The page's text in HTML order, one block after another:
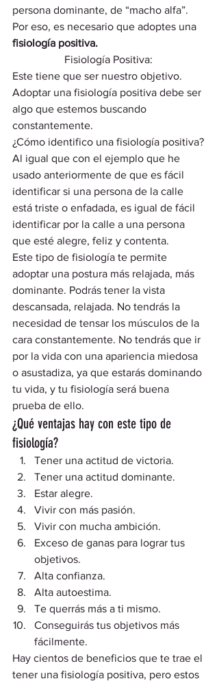
persona dominante, de “macho alfa”.
Por eso, es necesario que adoptes una
fisiología positiva.
Fisiología Positiva:
Este tiene que ser nuestro objetivo.
Adoptar una fisiología positiva debe ser
algo que estemos buscando
constantemente.
¿Cómo identifico una fisiología positiva?
Al igual que con el ejemplo que he
usado anteriormente de que es fácil
identificar si una persona de la calle
está triste o enfadada, es igual de fácil
identificar por la calle a una persona
que esté alegre, feliz y contenta.
Este tipo de fisiología te permite
adoptar una postura más relajada, más
dominante. Podrás tener la vista
descansada, relajada. No tendrás la
necesidad de tensar los músculos de la
cara constantemente. No tendrás que ir
por la vida con una apariencia miedosa
o asustadiza, ya que estarás dominando
tu vida, y tu fisiología será buena
prueba de ello.
¿Qué ventajas hay con este tipo de
fisiología?
Tener una actitud de victoria.
Tener una actitud dominante.
Estar alegre.
Vivir con más pasión.
Vivir con mucha ambición.
Exceso de ganas para lograr tus
objetivos.
Alta confianza.
Alta autoestima.
Te querrás más a ti mismo.
Conseguirás tus objetivos más
fácilmente.
Hay cientos de beneficios que te trae el
tener una fisiología positiva, pero estos